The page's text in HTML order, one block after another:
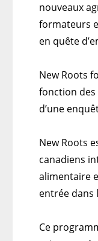
nouveaux
formateurs
en quête
New Roots
fonction
d’une
New Roots
canadiens
alimentaire
entrée dans
Ce